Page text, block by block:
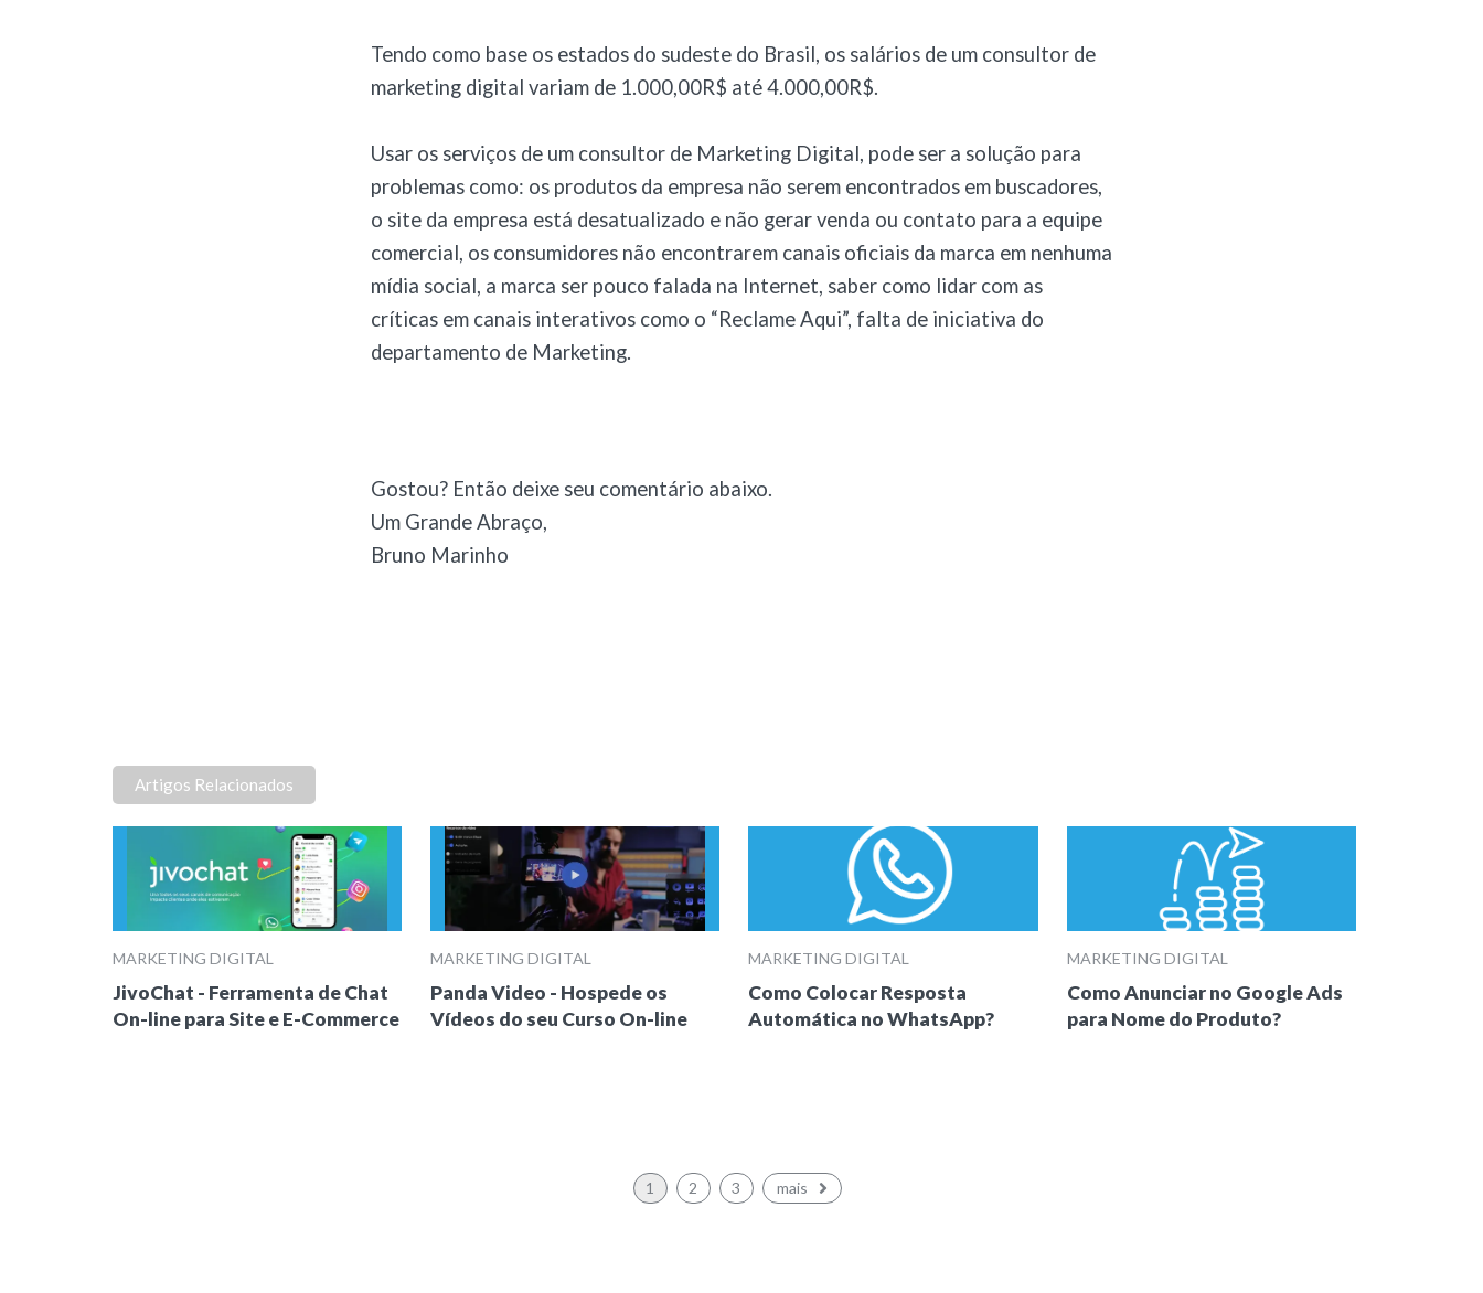
Tendo como base os estados do sudeste do Brasil, os salários de um consultor de
marketing digital variam de 1.000,00R$ até 4.000,00R$.
Usar os serviços de um consultor de Marketing Digital, pode ser a solução para
problemas como: os produtos da empresa não serem encontrados em buscadores,
o site da empresa está desatualizado e não gerar venda ou contato para a equipe
comercial, os consumidores não encontrarem canais oficiais da marca em nenhuma
mídia social, a marca ser pouco falada na Internet, saber como lidar com as
críticas em canais interativos como o “Reclame Aqui”, falta de iniciativa do
departamento de Marketing.
Gostou? Então deixe seu comentário abaixo.
Um Grande Abraço,
Bruno Marinho
Artigos Relacionados
MARKETING DIGITAL
JivoChat - Ferramenta de Chat
On-line para Site e E-Commerce
MARKETING DIGITAL
Panda Video - Hospede os
Vídeos do seu Curso On-line
MARKETING DIGITAL
Como Colocar Resposta
Automática no WhatsApp?
MARKETING DIGITAL
Como Anunciar no Google Ads
para Nome do Produto?
1 2 3 mais